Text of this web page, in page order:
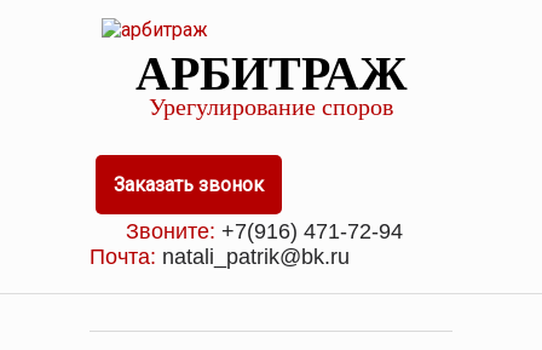
АРБИТРАЖ
Урегулирование споров
Заказать звонок
Звоните: +7(916) 471-72-94
Почта: natali_patrik@bk.ru